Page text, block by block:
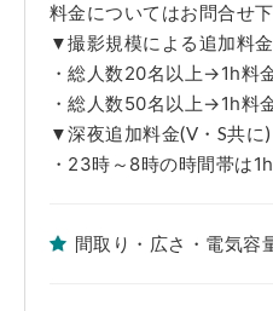
※当該Webサイト上のロケセット及
取材時に撮影した時のものです。躯
の仕様・配置に関しましては現状を
ださい。
※弊社管理ロケセット及びロケハウ
変地異、火災、盗難および近隣工事
物・時間・金銭的な損害につきまし
ご了承下さい。
料金についてはお問合せ下
▼撮影規模による追加料
・総人数20名以上→1h料
・総人数50名以上→1h料
▼深夜追加料金(V・S共に
・23時～8時の時間帯は
間取り・広さ・電気容